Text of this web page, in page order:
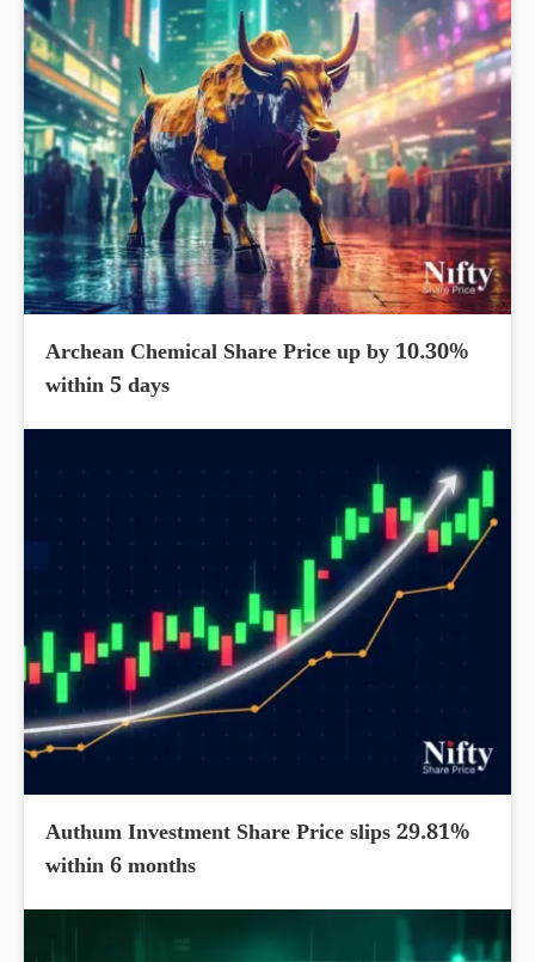
Archean Chemical Share Price up by 10.30%
within 5 days
Authum Investment Share Price slips 29.81%
within 6 months